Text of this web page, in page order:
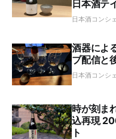
日本酒テ
日本酒コンシ
酒器によ
ブ配信と
日本酒コンシ
時が刻ま
込再現
ト